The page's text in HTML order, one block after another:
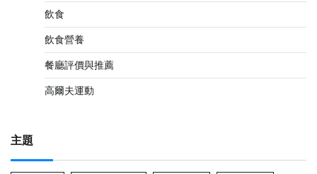
飲食
飲食營養
餐廳評價與推薦
高爾夫運動
主題